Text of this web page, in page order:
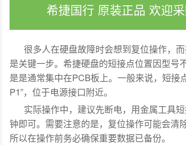
希捷国行 原装正品 欢迎
很多人在硬盘故障时会想到复位操作，而
是关键一步。希捷硬盘的短接点位置因型号
是是通常集中在PCB板上。一般来说，短接
P1”，位于电源接口附近。
实际操作中，建议先断电，用金属工具短
钟即可。需要注意的是，复位操作可能会清
所以在操作前务必确保重要数据已备份。